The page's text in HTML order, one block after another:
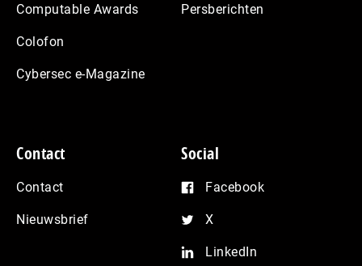
Computable Awards
Colofon
Cybersec e-Magazine
Persberichten
Contact
Contact
Nieuwsbrief
Social
Facebook
X
LinkedIn